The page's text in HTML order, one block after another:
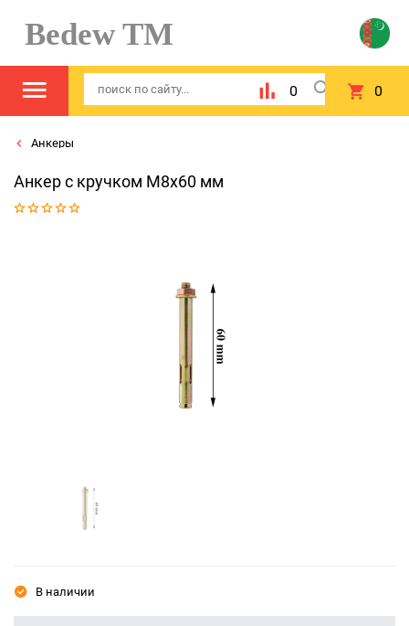
Bedew TM
0 0
Анкеры
Анкер с кручком М8х60 мм
В наличии